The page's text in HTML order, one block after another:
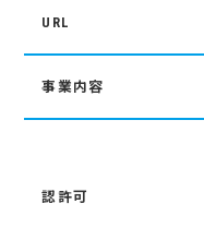
URL
事業内容
認許可